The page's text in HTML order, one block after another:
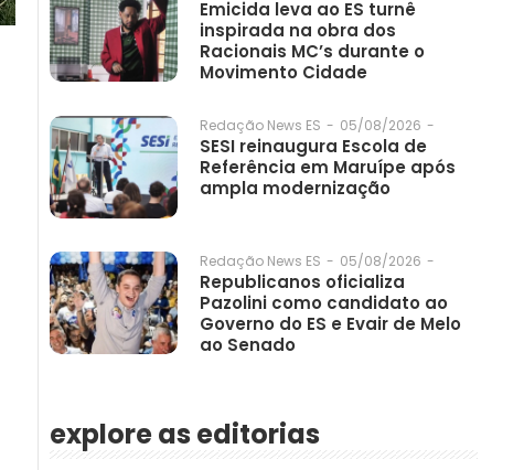
Emicida leva ao ES turnê
inspirada na obra dos
Racionais MC’s durante o
Movimento Cidade
Redação News ES - 05/08/2026 -
SESI reinaugura Escola de
Referência em Maruípe após
ampla modernização
Redação News ES - 05/08/2026 -
Republicanos oficializa
Pazolini como candidato ao
Governo do ES e Evair de Melo
ao Senado
explore as editorias